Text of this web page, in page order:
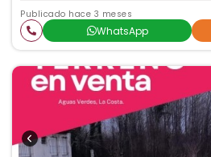
Publicado hace 3 meses
WhatsApp